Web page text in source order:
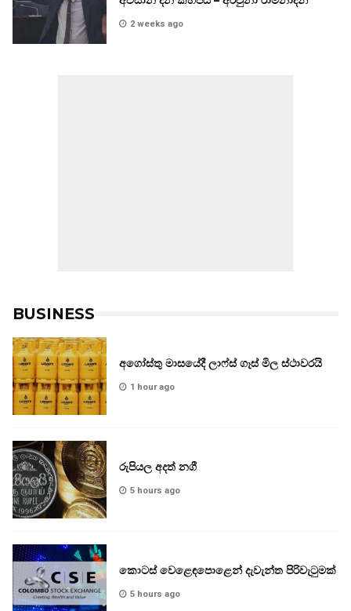
2 weeks ago
BUSINESS
අගෝස්තු මාසයේදී ලාෆ්ස් ගෑස් මිල ස්ථාවරයි
1 hour ago
රුපියල අදත් නගී
5 hours ago
කොටස් වෙළෙඳපොළෙන් දැවැන්ත පිරිවැටුමක්
5 hours ago